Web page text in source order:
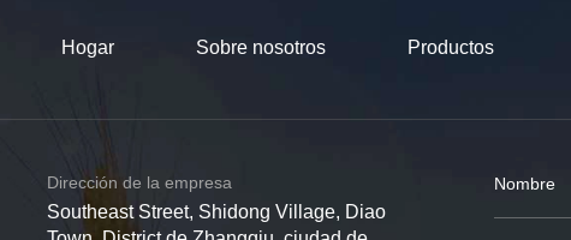
Hogar Sobre nosotros Productos
Dirección de la empresa
Southeast Street, Shidong Village, Diao